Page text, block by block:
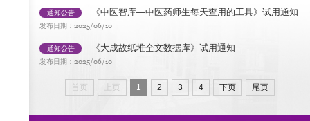
通知公告 《中医智库—中医药师生每天查用的工具》试用通知
发布日期： 2025/06/10
通知公告 《大成故纸堆全文数据库》试用通知
发布日期： 2025/06/10
首页 上页 1 2 3 4 下页 尾页